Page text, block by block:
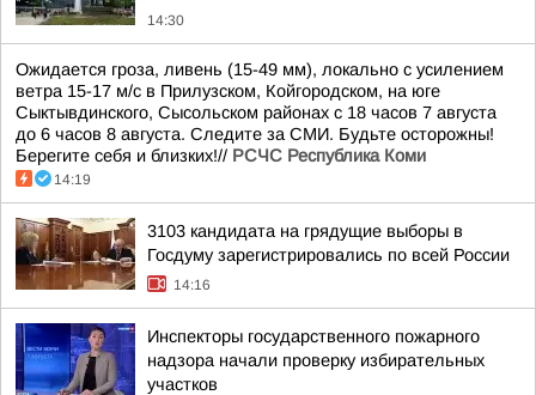
14:30
Ожидается гроза, ливень (15-49 мм), локально с усилением
ветра 15-17 м/с в Прилузском, Койгородском, на юге
Сыктывдинского, Сысольском районах с 18 часов 7 августа
до 6 часов 8 августа. Следите за СМИ. Будьте осторожны!
Берегите себя и близких!// РСЧС Республика Коми
14:19
3103 кандидата на грядущие выборы в
Госдуму зарегистрировались по всей России
14:16
Инспекторы государственного пожарного
надзора начали проверку избирательных
участков